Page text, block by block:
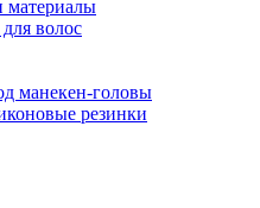
материалы
волос
манекен-головы
резинки